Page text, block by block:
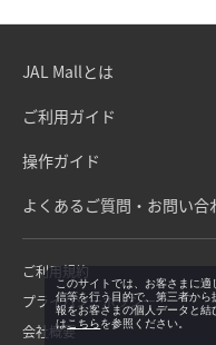
JAL Mallとは
ご利用ガイド
操作ガイド
よくあるご質問・お問い合
ご利用規約
プライバシーポリシー
会社概要
このサイトでは、お客さまに
信等を行う目的で、第三者か
報をお客さまの個人データと結
はこちらを参照ください。